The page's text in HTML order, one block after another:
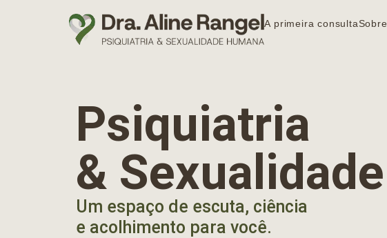
A primeira consultaSobre
Psiquiatria
& Sexualidade
Um espaço de escuta, ciência
e acolhimento para você.